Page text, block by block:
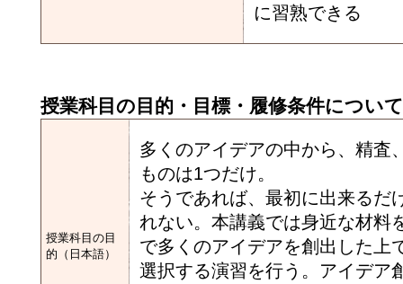
に習熟できる
授業科目の目的・目標・履修条件について
授業科目の目
的（日本語）
多くのアイデアの中から、精査
ものは1つだけ。
そうであれば、最初に出来るだ
れない。本講義では身近な材料
で多くのアイデアを創出した上
選択する演習を行う。アイデア